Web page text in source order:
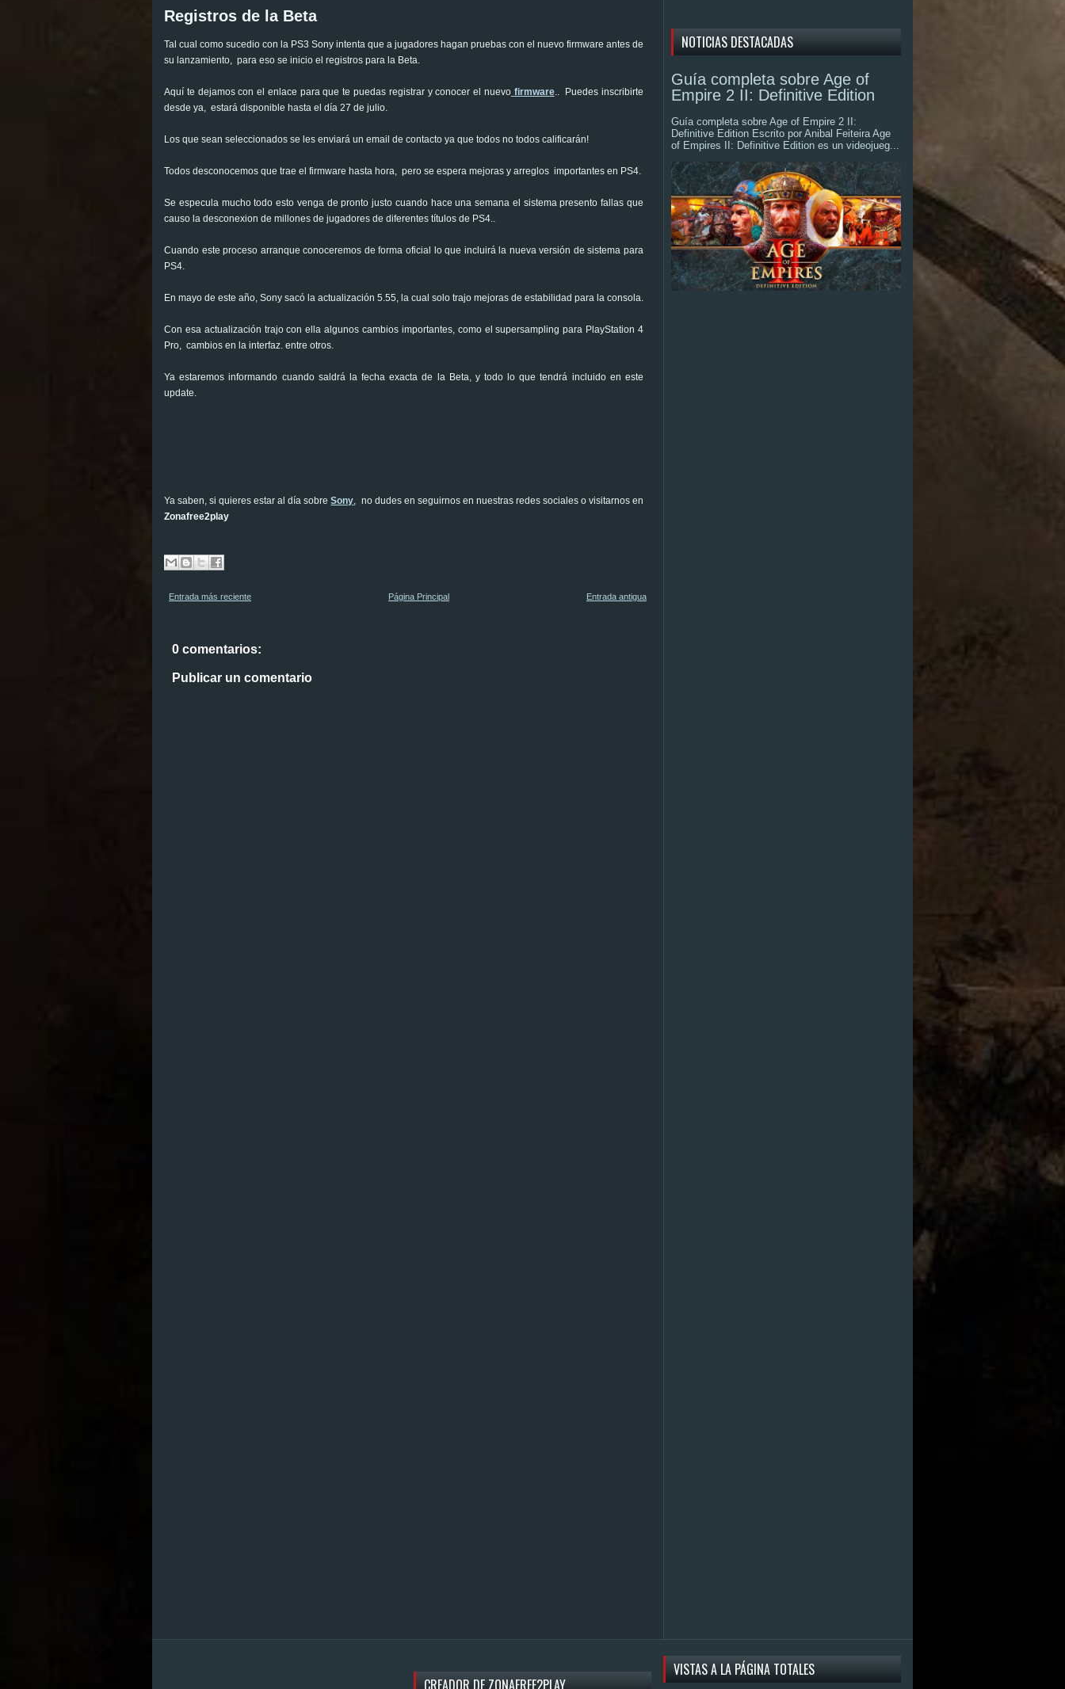
Registros de la Beta
Tal cual como sucedio con la PS3 Sony intenta que a jugadores hagan pruebas con el nuevo firmware antes de
su lanzamiento, para eso se inicio el registros para la Beta.
Aquí te dejamos con el enlace para que te puedas registrar y conocer el nuevo firmware.. Puedes inscribirte
desde ya, estará disponible hasta el día 27 de julio.
Los que sean seleccionados se les enviará un email de contacto ya que todos no todos calificarán!
Todos desconocemos que trae el firmware hasta hora, pero se espera mejoras y arreglos importantes en PS4.
Se especula mucho todo esto venga de pronto justo cuando hace una semana el sistema presento fallas que
causo la desconexion de millones de jugadores de diferentes títulos de PS4..
Cuando este proceso arranque conoceremos de forma oficial lo que incluirá la nueva versión de sistema para
PS4.
En mayo de este año, Sony sacó la actualización 5.55, la cual solo trajo mejoras de estabilidad para la consola.
Con esa actualización trajo con ella algunos cambios importantes, como el supersampling para PlayStation 4
Pro, cambios en la interfaz. entre otros.
Ya estaremos informando cuando saldrá la fecha exacta de la Beta, y todo lo que tendrá incluido en este
update.
Ya saben, si quieres estar al día sobreSony , no dudes en seguirnos en nuestras redes sociales o visitarnos en
Zonafree2play
Entrada más reciente Entrada antigua
Página Principal
0 comentarios:
Publicar un comentario
NOTICIAS DESTACADAS
Guía completa sobre Age of
Empire 2 II: Definitive Edition
Guía completa sobre Age of Empire 2 II:
Definitive Edition Escrito por Anibal Feiteira Age
of Empires II: Definitive Edition es un videojueg...
CREADOR DE ZONAFREE2PLAY
VISTAS A LA PÁGINA TOTALES